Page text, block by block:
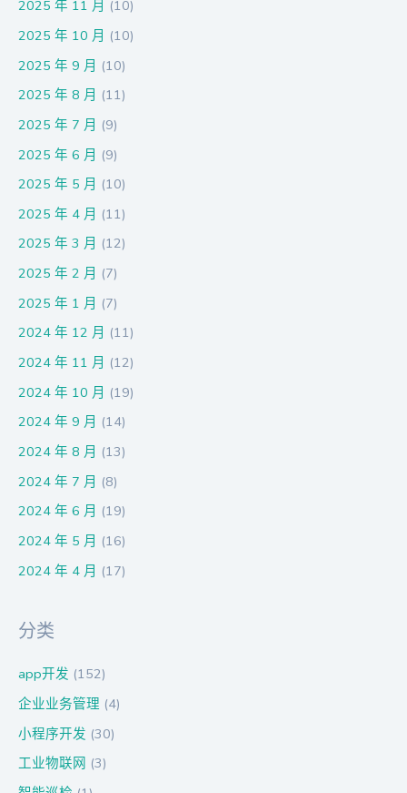
2025 年 11 月 (10)
2025 年 10 月 (10)
2025 年 9 月 (10)
2025 年 8 月 (11)
2025 年 7 月 (9)
2025 年 6 月 (9)
2025 年 5 月 (10)
2025 年 4 月 (11)
2025 年 3 月 (12)
2025 年 2 月 (7)
2025 年 1 月 (7)
2024 年 12 月 (11)
2024 年 11 月 (12)
2024 年 10 月 (19)
2024 年 9 月 (14)
2024 年 8 月 (13)
2024 年 7 月 (8)
2024 年 6 月 (19)
2024 年 5 月 (16)
2024 年 4 月 (17)
分类
app开发 (152)
企业业务管理 (4)
小程序开发 (30)
工业物联网 (3)